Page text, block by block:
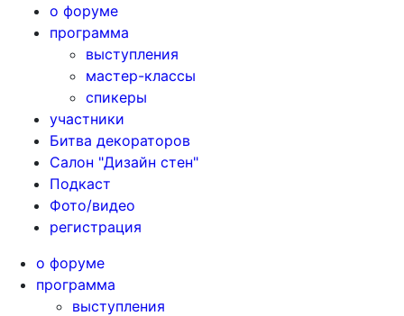
о форуме
программа
выступления
мастер-классы
спикеры
участники
Битва декораторов
Салон "Дизайн стен"
Подкаст
Фото/видео
регистрация
о форуме
программа
выступления